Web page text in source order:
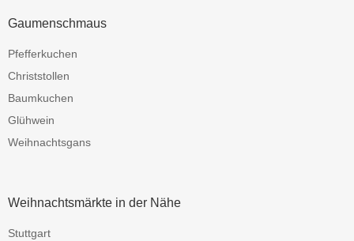
Gaumenschmaus
Pfefferkuchen
Christstollen
Baumkuchen
Glühwein
Weihnachtsgans
Weihnachtsmärkte in der Nähe
Stuttgart